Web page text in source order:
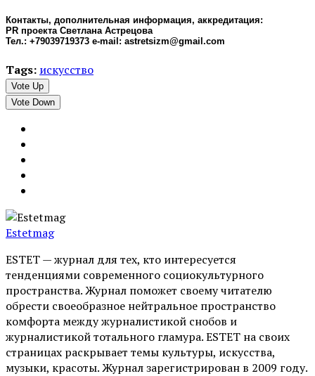
Контакты, дополнительная информация, аккредитация:
PR проекта Светлана Астрецова
Тел.: +79039719373 e-mail: astretsizm@gmail.com
Tags: искусство
Vote Up
Vote Down
Estetmag
ESTET — журнал для тех, кто интересуeтся
тенденциями современного социокультурного
пространства. Журнал поможет своему читателю
обрести своеобразное нейтральное пространство
комфорта между журналистикой снобов и
журналистикой тотального гламура. ESTET на своих
страницах раскрывает темы культуры, искусства,
музыки, красоты. Журнал зарегистрирован в 2009 году.